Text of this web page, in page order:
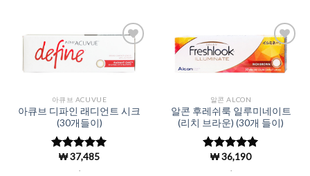
Add to
Wishlist
아큐브 ACUVUE
아큐브 디파인 래디언트 시크
(30개들이)
5 중에서
로 평
₩37,485
Add to
Wishlist
알콘 ALCON
알콘 후레쉬룩 일루미네이트
(리치 브라운) (30개 들이)
5 중에서
로 평
₩36,190